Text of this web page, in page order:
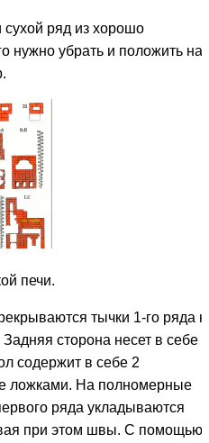
сухой ряд из хорошо
нужно убрать и положить на
печи.
тычки 1-го ряда
сторона несет в себе
содержит в себе 2
ложками. На полномерные
ряда укладываются
при этом швы. С помощью